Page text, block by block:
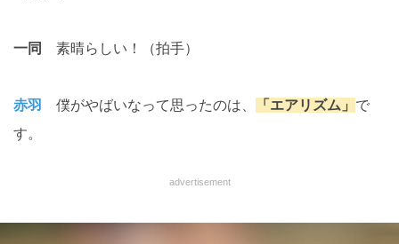
一同 素晴らしい！（拍手）
赤羽 僕がやばいなって思ったのは、 「エアリズム」 で
す。
advertisement